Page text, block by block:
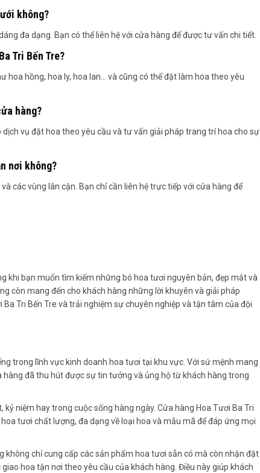
không?
đa dạng. Bạn có thể liên hệ với cửa hàng để được tư vấn chi tiết.
Tri Bến Tre?
hoa hồng, hoa ly, hoa lan… và cũng có thể đặt làm hoa theo yêu
hàng?
dịch vụ đặt hoa theo yêu cầu và tư vấn giải pháp trang trí hoa cho sự
nơi không?
các vùng lân cận. Bạn chỉ cần liên hệ trực tiếp với cửa hàng để
khi bạn muốn tìm kiếm những bó hoa tươi nguyên bản, đẹp mắt và
còn mang đến cho khách hàng những lời khuyên và giải pháp
Tri Bến Tre và trải nghiệm sự chuyên nghiệp và tận tâm của đội
trong lĩnh vực kinh doanh hoa tươi tại khu vực. Với sứ mệnh mang
đã thu hút được sự tin tưởng và ủng hộ từ khách hàng trong
niệm hay trong cuộc sống hàng ngày. Cửa hàng Hoa Tươi Ba Tri
tươi chất lượng, đa dạng về loại hoa và mẫu mã để đáp ứng mọi
không chỉ cung cấp các sản phẩm hoa tươi sẵn có mà còn nhận đặt
hoa tận nơi theo yêu cầu của khách hàng. Điều này giúp khách